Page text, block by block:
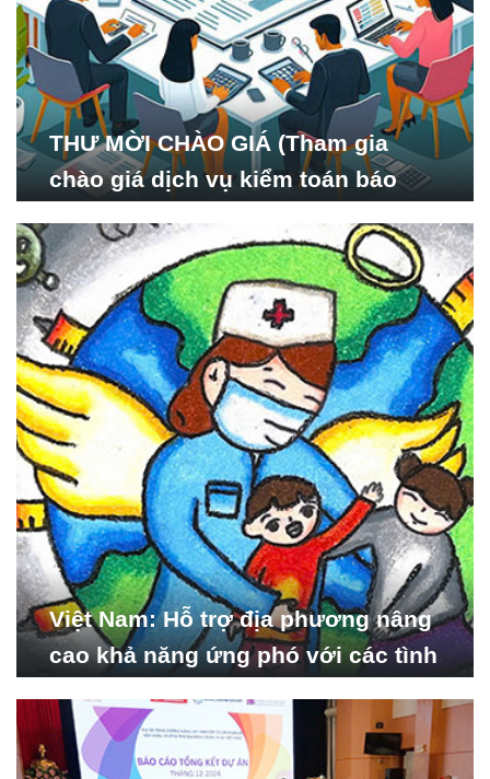
THƯ MỜI CHÀO GIÁ (Tham gia
chào giá dịch vụ kiểm toán báo
Nghiên cứu Phát triển Xã
hội_ISDS)
Việt Nam: Hỗ trợ địa phương nâng
cao khả năng ứng phó với các tình